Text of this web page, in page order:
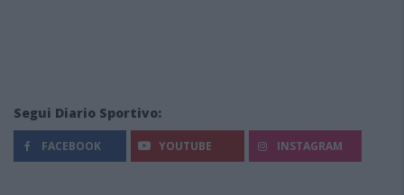
Segui Diario Sportivo:
FACEBOOK YOUTUBE INSTAGRAM